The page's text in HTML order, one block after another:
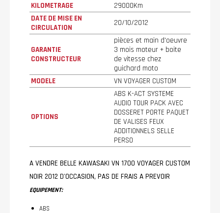
KILOMETRAGE
29000Km
DATE DE MISE EN
CIRCULATION
20/10/2012
GARANTIE
CONSTRUCTEUR
pièces et main d'oeuvre
3 mois moteur + boite
de vitesse chez
guichard moto
MODELE
VN VOYAGER CUSTOM
OPTIONS
ABS K-ACT SYSTEME
AUDIO TOUR PACK AVEC
DOSSERET PORTE PAQUET
DE VALISES FEUX
ADDITIONNELS SELLE
PERSO
A VENDRE BELLE KAWASAKI VN 1700 VOYAGER CUSTOM
NOIR 2012 D'OCCASION, PAS DE FRAIS A PREVOIR
EQUIPEMENT:
ABS